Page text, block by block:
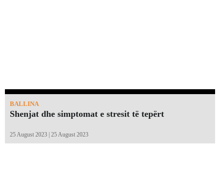
BALLINA
Shenjat dhe simptomat e stresit të tepërt
25 August 2023 | 25 August 2023